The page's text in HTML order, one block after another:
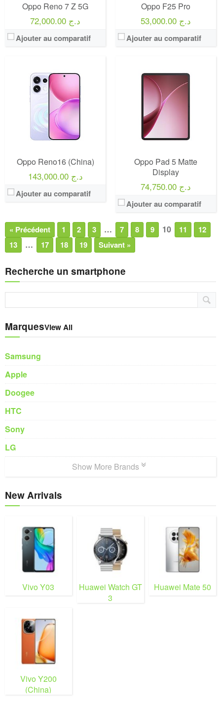
Oppo Reno 7 Z 5G
72,000.00 د.ج
Ajouter au comparatif
Oppo F25 Pro
53,000.00 د.ج
Ajouter au comparatif
Oppo Reno16 (China)
143,000.00 د.ج
Ajouter au comparatif
Oppo Pad 5 Matte
Display
74,750.00 د.ج
Ajouter au comparatif
« Précédent 1 2 3 … 7 8 9 10 11
12
13
… 17 18 19 Suivant »
Recherche un smartphone
MarquesView All
Samsung
Apple
Doogee
HTC
Sony
LG
Show More Brands
New Arrivals
Vivo Y03
Huawei Watch GT
3
Huawei Mate 50
Vivo Y200
(China)